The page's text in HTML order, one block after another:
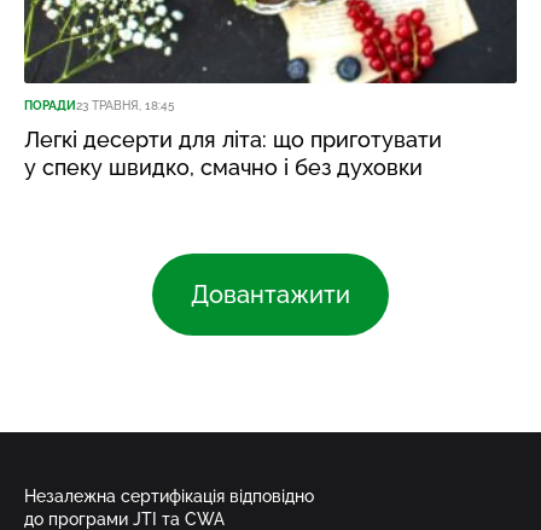
ПОРАДИ23 ТРАВНЯ, 18:45
Легкі десерти для літа: що приготувати
у спеку швидко, смачно і без духовки
Довантажити
Незалежна сертифікація відповідно
до програми JTI та CWA